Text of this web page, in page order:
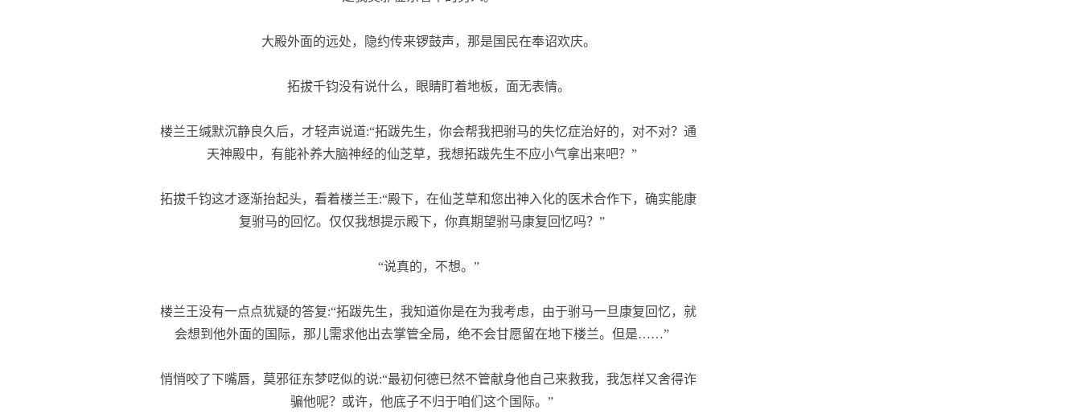
大殿外面的远处，隐约传来锣鼓声，那是国民在奉诏欢庆。
拓拔千钧没有说什么，眼睛盯着地板，面无表情。
楼兰王缄默沉静良久后，才轻声说道:“拓跋先生，你会帮我把驸马的失忆症治好的，对不对？通
天神殿中，有能补养大脑神经的仙芝草，我想拓跋先生不应小气拿出来吧？”
拓拔千钧这才逐渐抬起头，看着楼兰王:“殿下，在仙芝草和您出神入化的医术合作下，确实能康
复驸马的回忆。仅仅我想提示殿下，你真期望驸马康复回忆吗？”
“说真的，不想。”
楼兰王没有一点点犹疑的答复:“拓跋先生，我知道你是在为我考虑，由于驸马一旦康复回忆，就
会想到他外面的国际，那儿需求他出去掌管全局，绝不会甘愿留在地下楼兰。但是……”
悄悄咬了下嘴唇，莫邪征东梦呓似的说:“最初何德已然不管献身他自己来救我，我怎样又舍得诈
骗他呢？或许，他底子不归于咱们这个国际。”